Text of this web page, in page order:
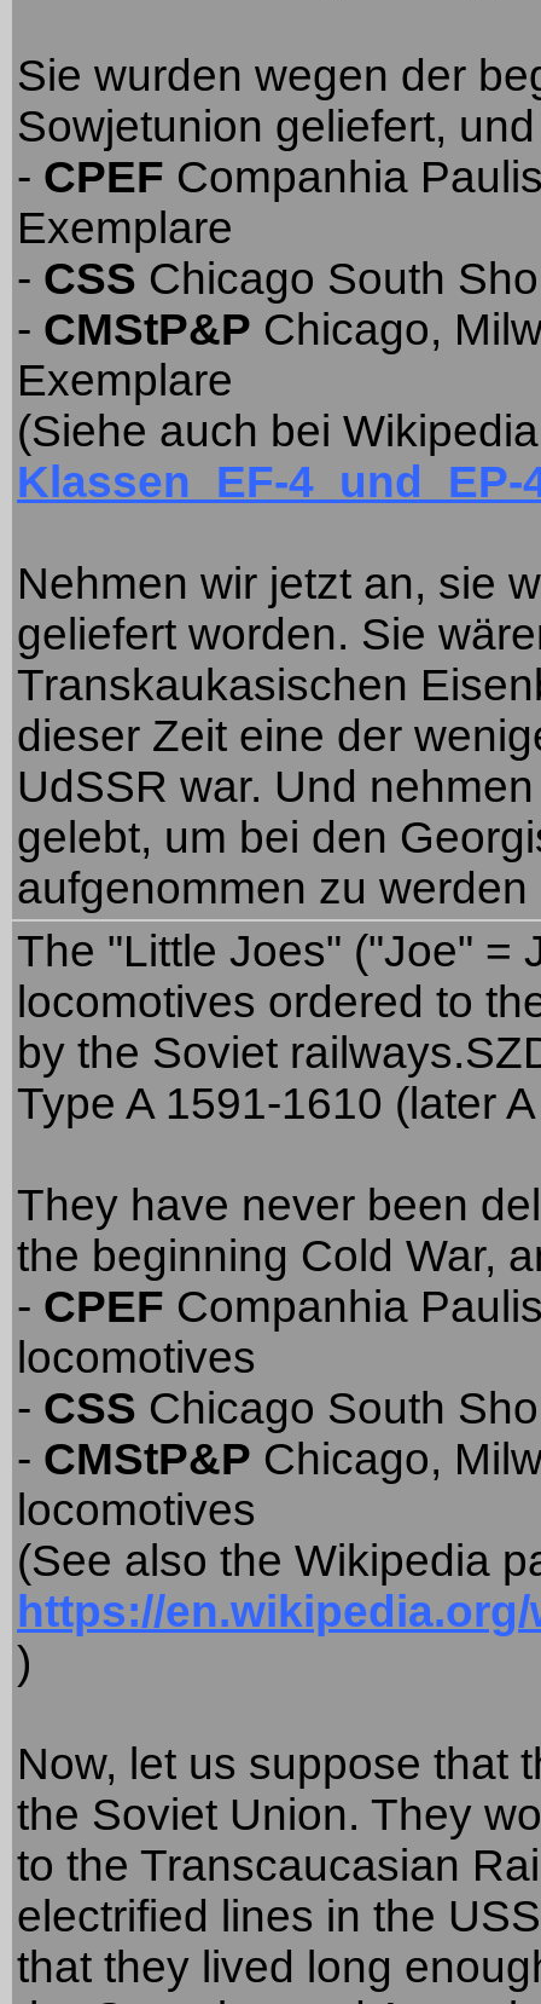
Sie wurden wegen der
Sowjetunion geliefert,
- CPEF Companhia
Exemplare
- CSS Chicago South
- CMStP&P Chicago,
Exemplare
(Siehe auch bei
Klassen_EF-4_und_EP-
Nehmen wir jetzt an, sie
geliefert worden. Sie
Transkaukasischen
dieser Zeit eine der
UdSSR war. Und
gelebt, um bei den
aufgenommen zu werden
The "Little Joes" ("Joe" =
locomotives ordered to
by the Soviet
Type A 1591-1610 (later
They have never been
the beginning Cold War,
- CPEF Companhia
locomotives
- CSS Chicago South
- CMStP&P Chicago,
locomotives
(See also the Wikipedia
https://
)
Now, let us suppose that
the Soviet Union. They
to the Transcaucasian
electrified lines in the
that they lived long